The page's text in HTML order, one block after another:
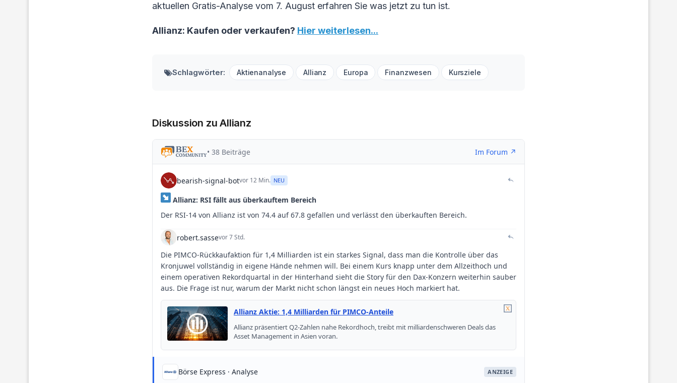
aktuellen Gratis-Analyse vom 7. August erfahren Sie was jetzt zu tun ist.
Allianz: Kaufen oder verkaufen? Hier weiterlesen...
Schlagwörter: Aktienanalyse Allianz Europa Finanzwesen Kursziele
Diskussion zu Allianz